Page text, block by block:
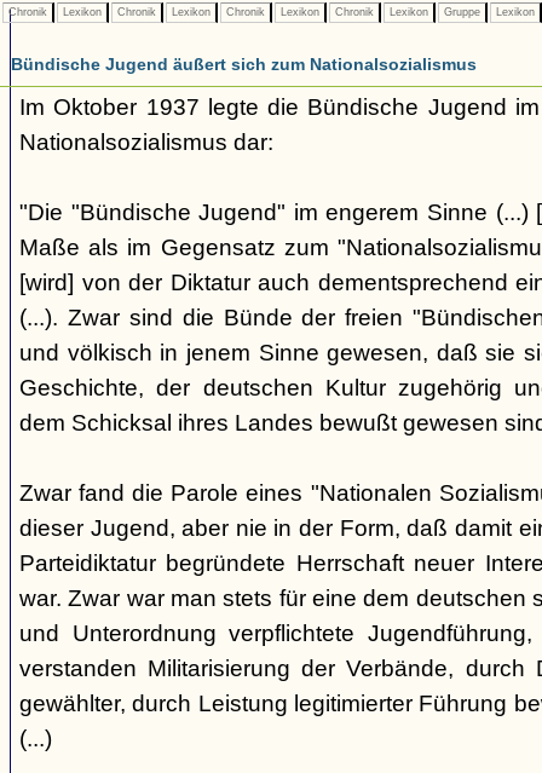
Chronik Lexikon Chronik Lexikon Chronik Lexikon Chronik Lexikon Gruppe Lexikon
Bündische Jugend äußert sich zum Nationalsozialismus
Im Oktober 1937 legte die Bündische Jugend
Nationalsozialismus dar:
"Die "Bündische Jugend" im engerem Sinne (...)
Maße als im Gegensatz zum
[wird] von der Diktatur auch dementsprechend
(...). Zwar sind die Bünde der freien
und völkisch in jenem Sinne gewesen, daß sie
Geschichte, der deutschen Kultur zugehörig
dem Schicksal ihres Landes bewußt gewesen
Zwar fand die Parole eines "Nationalen
dieser Jugend, aber nie in der Form, daß damit
Parteidiktatur begründete Herrschaft neuer
war. Zwar war man stets für eine dem deutschen
und Unterordnung verpflichtete
verstanden Militarisierung der Verbände,
gewählter, durch Leistung legitimierter Führung
(...)